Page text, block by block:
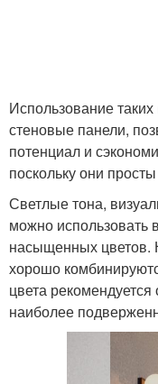
Использование
стеновые панели,
потенциал и
поскольку они
Светлые тона,
можно использовать
насыщенных цветов.
хорошо
цвета
наиболее